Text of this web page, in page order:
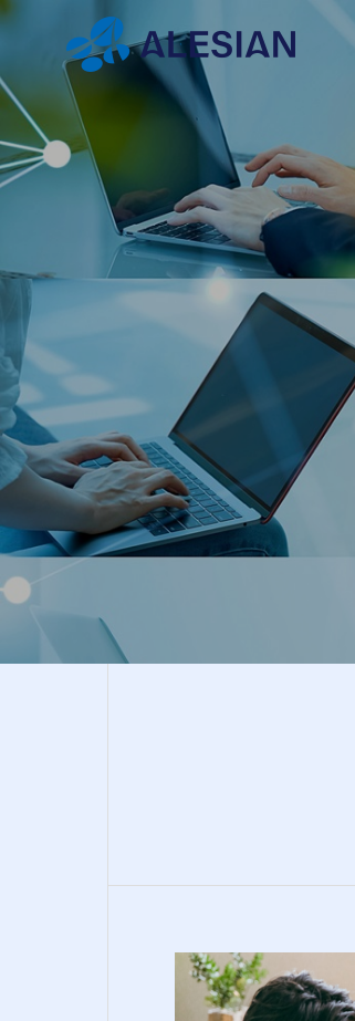
COMPANY
SERVICE
BLOG
の
ツ
【飛行機以外でも使える】機
内モードって何？具体的にど
うなってるの？